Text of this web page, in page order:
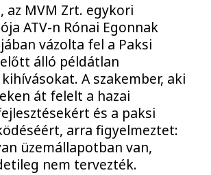
az MVM Zrt. egykori
ATV-n Rónai Egonnak
vázolta fel a Paksi
álló példátlan
A szakember, aki
át felelt a hazai
és a paksi
arra figyelmeztet:
üzemállapotban van,
nem tervezték.